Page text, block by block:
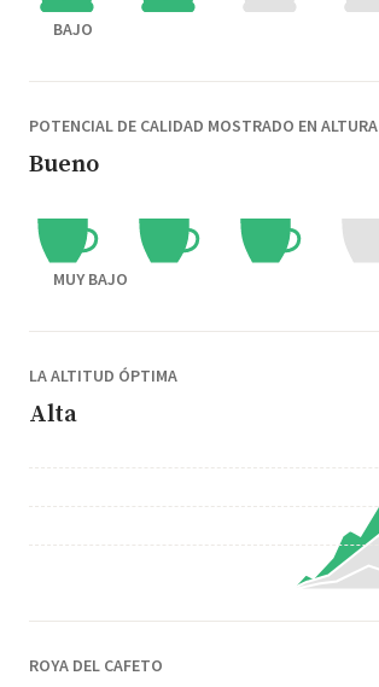
BAJO
POTENCIAL DE CALIDAD MOSTRADO EN ALTURA
Bueno
MUY BAJO
LA ALTITUD ÓPTIMA
Alta
ROYA DEL CAFETO